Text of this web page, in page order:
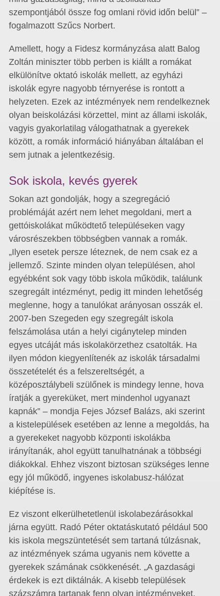
szempontjából össze fog omlani rövid időn belül” –
fogalmazott Szűcs Norbert.
Amellett, hogy a Fidesz kormányzása alatt Balog
Zoltán miniszter több perben is kiállt a romákat
elkülönítve oktató iskolák mellett, az egyházi
iskolák egyre nagyobb térnyerése is rontott a
helyzeten. Ezek az intézmények nem rendelkeznek
olyan beiskolázási körzettel, mint az állami iskolák,
vagyis gyakorlatilag válogathatnak a gyerekek
között, a romák információ hiányában általában el
sem jutnak a jelentkezésig.
Sok iskola, kevés gyerek
Sokan azt gondolják, hogy a szegregáció
problémáját azért nem lehet megoldani, mert a
gettóiskolákat működtető településeken vagy
városrészekben többségben vannak a romák.
„Ilyen esetek persze léteznek, de nem csak ez a
jellemző. Szinte minden olyan településen, ahol
egyébként sok vagy több iskola működik, találunk
szegregált intézményt, pedig itt minden lehetőség
meglenne, hogy a tanulókat arányosan osszák el.
2007-ben Szegeden egy szegregált iskola
felszámolása után a helyi cigánytelep minden
egyes utcáját más iskolakörzethez csatolták. Ha
ilyen módon kiegyenlítenék az iskolák társadalmi
összetételét és a felszereltségét, a
középosztálybeli szülőnek is mindegy lenne, hova
íratják a gyereküket, mert mindenhol ugyanazt
kapnák” – mondja Fejes József Balázs, aki szerint
a kistelepülések esetében az lenne a megoldás, ha
a gyerekeket nagyobb központi iskolákba
irányítanák, ahol együtt tanulhatnának a többségi
diákokkal. Ehhez viszont biztosan szükséges lenne
egy jól működő, ingyenes iskolabusz-hálózat
kiépítése is.
Ez viszont elkerülhetetlenül iskolabezárásokkal
járna együtt. Radó Péter oktatáskutató például 500
kis iskola megszüntetését sem tartaná túlzásnak,
az intézmények száma ugyanis nem követte a
gyerekek számának csökkenését. „A gazdasági
érdekek is ezt diktálnák. A kisebb települések
százszámra tartanak fenn olyan intézményeket,